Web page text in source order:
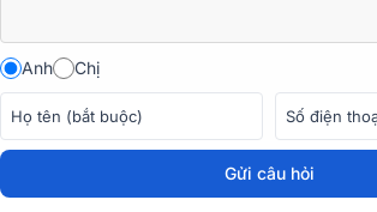
bạn có thể dễ dàng phối ghép sản phẩm.
Anh Chị
Gửi câu hỏi